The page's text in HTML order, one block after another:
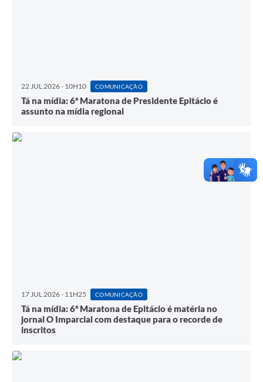
22 JUL 2026 - 10H10 COMUNICAÇÃO
Tá na mídia: 6ª Maratona de Presidente Epitácio é
assunto na mídia regional
17 JUL 2026 - 11H25 COMUNICAÇÃO
Tá na mídia: 6ª Maratona de Epitácio é matéria no
jornal O Imparcial com destaque para o recorde de
inscritos